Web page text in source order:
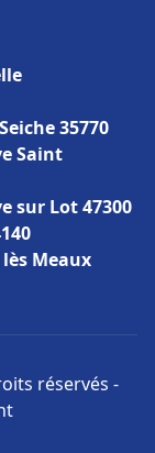
35770
Saint
sur Lot 47300
Meaux
réservés -